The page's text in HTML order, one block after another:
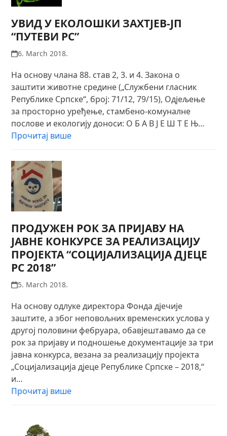
УВИД У ЕКОЛОШКИ ЗАХТЈЕВ-ЈП
“ПУТЕВИ РС”
6. March 2018.
На основу члана 88. став 2, 3. и 4. Закона о
заштити животне средине („Службени гласник
Републике Српске“, број: 71/12, 79/15), Одјељење
за просторно уређење, стамбено-комуналне
послове и екологију доноси: О Б А В Ј Е Ш Т Е Њ…
Прочитај више
ПРОДУЖЕН РОК ЗА ПРИЈАВУ НА
ЈАВНЕ КОНКУРСЕ ЗА РЕАЛИЗАЦИЈУ
ПРОЈЕКТА “СОЦИЈАЛИЗАЦИЈА ДЈЕЦЕ
РС 2018”
5. March 2018.
На основу oдлуке директора Фонда дјечије
заштите, а због неповољних временских услова у
другој половини фебруара, обавјештавамо да се
рок за пријаву и подношење документације за три
јавна конкурса, везана за реализацију пројекта
„Социјализација дјеце Републике Српске – 2018,“
и…
Прочитај више